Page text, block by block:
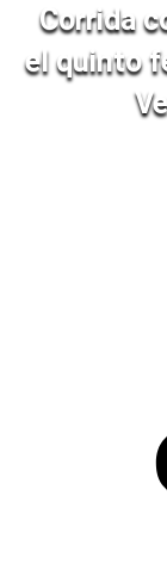
Corrida
el quinto